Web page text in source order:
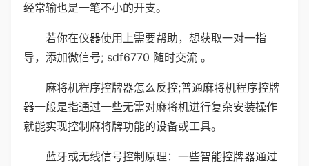
经常输也是一笔不小的开支。
若你在仪器使用上需要帮助，想获取一对一指
导，添加微信号; sdf6770 随时交流 。
麻将机程序控牌器怎么反控;普通麻将机程序控牌
器一般是指通过一些无需对麻将机进行复杂安装操作
就能实现控制麻将牌功能的设备或工具。
蓝牙或无线信号控制原理：一些智能控牌器通过